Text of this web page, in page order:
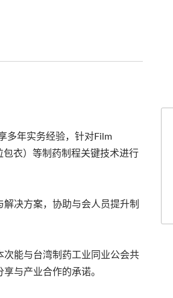
多年实务经验，针对Film
衣）等制药制程关键技术进行
决方案，协助与会人员提升制
能与台湾制药工业同业公会共
与产业合作的承诺。